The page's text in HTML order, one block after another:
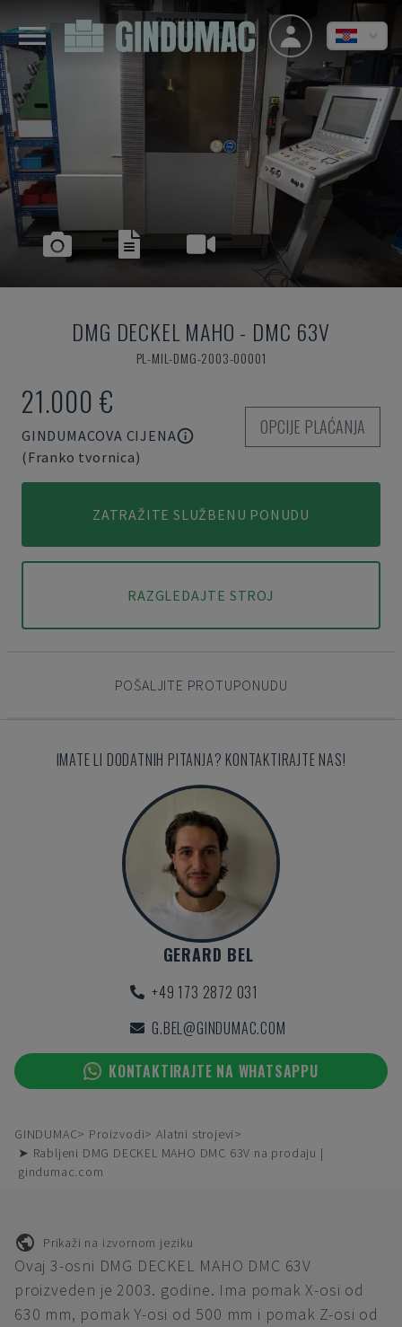
DMG DECKEL MAHO - DMC 63V
PL-MIL-DMG-2003-00001
21.000 €
GINDUMACOVA CIJENA
(Franko tvornica)
OPCIJE PLAĆANJA
ZATRAŽITE SLUŽBENU PONUDU
RAZGLEDAJTE STROJ
POŠALJITE PROTUPONUDU
IMATE LI DODATNIH PITANJA? KONTAKTIRAJTE NAS!
GERARD BEL
+49 173 2872 031
G.BEL@GINDUMAC.COM
KONTAKTIRAJTE NA WHATSAPPU
GINDUMAC Proizvodi
Alatni strojevi
➤ Rabljeni DMG DECKEL MAHO DMC 63V na prodaju |
gindumac.com
Prikaži na izvornom jeziku
Ovaj 3-osni DMG DECKEL MAHO DMC 63V
proizveden je 2003. godine. Ima pomak X-osi od
630 mm, pomak Y-osi od 500 mm i pomak Z-osi od